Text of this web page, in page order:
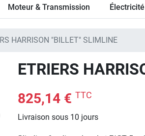
Moteur & Transmission
HARRISON "BILLET" SLIMLINE
ETRIERS
825,14 €TTC
Livraison sous 10 jours